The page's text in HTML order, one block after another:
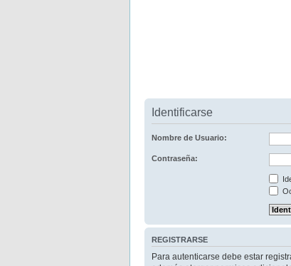
Identificarse
Nombre de Usuario:
Contraseña:
REGISTRARSE
Para autenticarse debe estar